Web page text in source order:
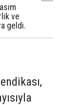
ve
geldi.